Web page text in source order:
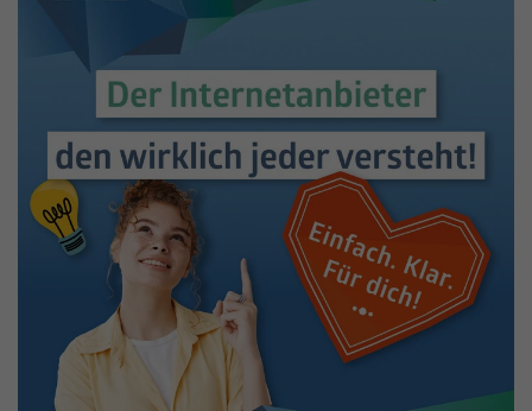
3 Monate
Analysen, Ad-Targeting und
Anzeigenmessung verwendet wird.
Name fr
Anbieter Facebook
2 Monate
Zweck
Wird von Facebook verwendet, um eine
Reihe von Werbeprodukten wie
Echtzeitgebote von Drittanbietern